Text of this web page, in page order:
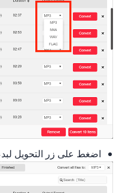
اضغط على زر التحويل